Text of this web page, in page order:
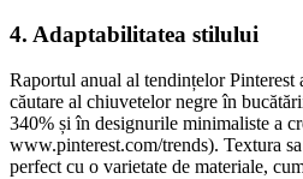
4. Adaptabilitatea stilului
Raportul anual al tendințelor
căutare al chiuvetelor negre în
340% și în designurile minimaliste a
www.pinterest.com/trends). Textura
perfect cu o varietate de materiale,